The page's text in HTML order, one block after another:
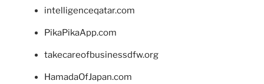
intelligenceqatar.com
PikaPikaApp.com
takecareofbusinessdfw.org
HamadaOfJapan.com